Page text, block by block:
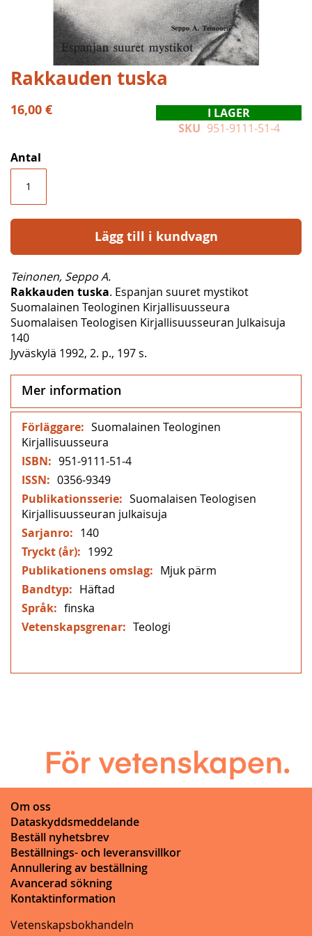
Hoppa
till
början
av
Rakkauden tuska
16,00 €
I LAGER
SKU 951-9111-51-4
Antal
Lägg till i kundvagn
Teinonen, Seppo A.
Rakkauden tuska. Espanjan suuret mystikot
Suomalainen Teologinen Kirjallisuusseura
Suomalaisen Teologisen Kirjallisuusseuran Julkaisuja
140
Jyväskylä 1992, 2. p., 197 s.
Mer information
Mer
information
Suomalainen Teologinen
Kirjallisuusseura
951-9111-51-4
0356-9349
Suomalaisen Teologisen
Kirjallisuusseuran julkaisuja
140
1992
Mjuk pärm
Häftad
finska
Teologi
Om oss
Dataskyddsmeddelande
Beställ nyhetsbrev
Beställnings- och leveransvillkor
Annullering av beställning
Avancerad sökning
Kontaktinformation
Vetenskapsbokhandeln